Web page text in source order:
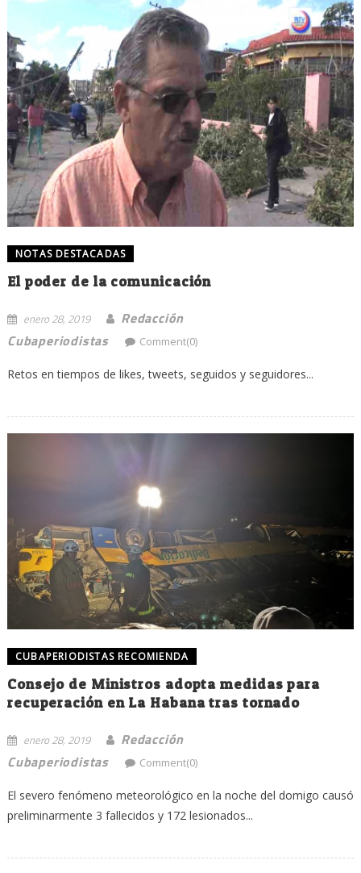
NOTAS DESTACADAS
El poder de la comunicación
enero 28, 2019
Redacción
Cubaperiodistas
Comment(0)
Retos en tiempos de likes, tweets, seguidos y seguidores...
CUBAPERIODISTAS RECOMIENDA
Consejo de Ministros adopta medidas para
recuperación en La Habana tras tornado
enero 28, 2019
Redacción
Cubaperiodistas
Comment(0)
El severo fenómeno meteorológico en la noche del domigo causó
preliminarmente 3 fallecidos y 172 lesionados...